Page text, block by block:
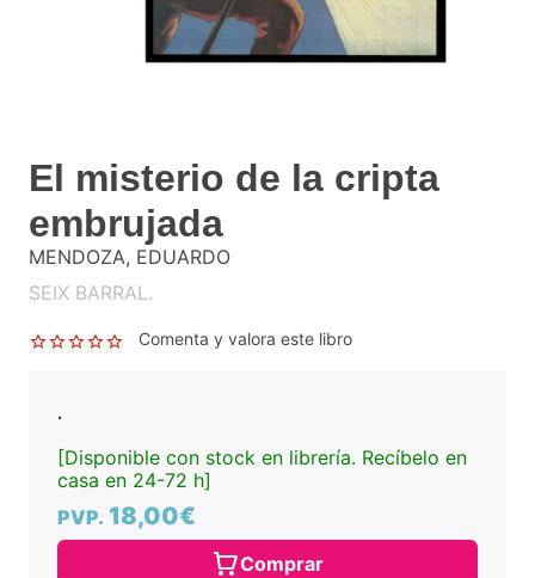
El misterio de la cripta
embrujada
MENDOZA, EDUARDO
SEIX BARRAL.
Comenta y valora este libro
.
[Disponible con stock en librería. Recíbelo en
casa en 24-72 h]
PVP. 18,00€
Comprar